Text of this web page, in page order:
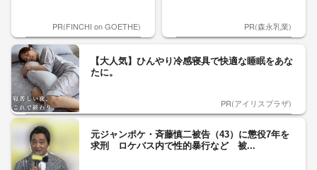
PR(FINCHI on GOETHE) PR(森永乳業)
【大人気】ひんやり冷感寝具で快適な睡眠をあな
たに。
PR(アイリスプラザ)
元ジャンポケ・斉藤慎二被告（43）に懲役7年を
求刑 ロケバス内で性的暴行など 被...